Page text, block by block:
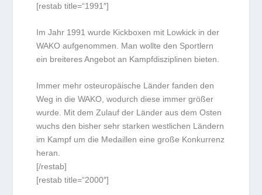
[restab title=“1991″]
Im Jahr 1991 wurde Kickboxen mit Lowkick in der
WAKO aufgenommen. Man wollte den Sportlern
ein breiteres Angebot an Kampfdisziplinen bieten.
Immer mehr osteuropäische Länder fanden den
Weg in die WAKO, wodurch diese immer größer
wurde. Mit dem Zulauf der Länder aus dem Osten
wuchs den bisher sehr starken westlichen Ländern
im Kampf um die Medaillen eine große Konkurrenz
heran.
[/restab]
[restab title=“2000″]